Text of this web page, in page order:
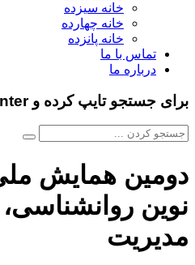
خانه سیزده
خانه چهارده
خانه پانزده
تماس با ما
درباره ما
برای جستجو تایپ کرده و Enter را بزنید
دومین همایش
نوین
مدیریت